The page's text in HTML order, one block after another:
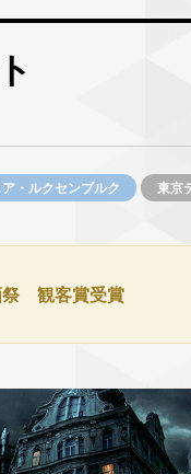
・ルクセンブルク 東京
祭 観客賞受賞